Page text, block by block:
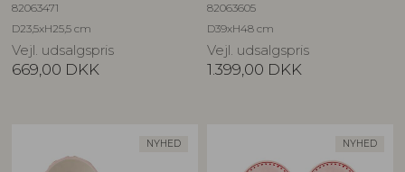
82063471
D23,5xH25,5 cm
Vejl. udsalgspris
669,00 DKK
82063605
D39xH48 cm
Vejl. udsalgspris
1.399,00 DKK
NYHED NYHED